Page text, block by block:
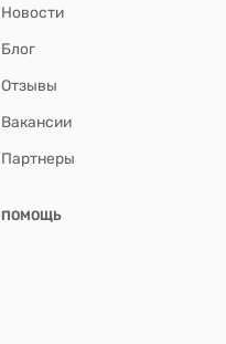
Новости
Блог
Отзывы
Вакансии
Партнеры
ПОМОЩЬ